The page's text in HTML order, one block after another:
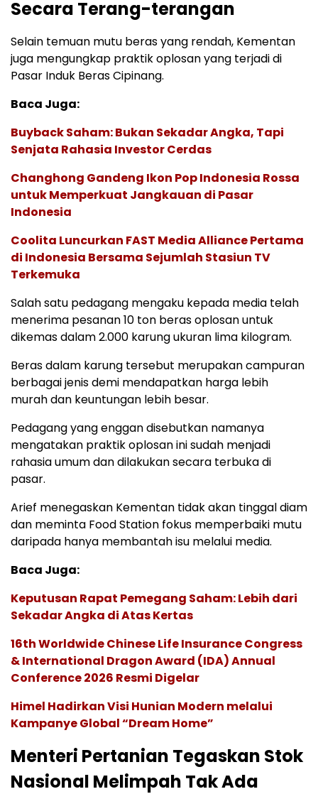
Secara Terang-terangan
Selain temuan mutu beras yang rendah, Kementan
juga mengungkap praktik oplosan yang terjadi di
Pasar Induk Beras Cipinang.
Baca Juga:
Buyback Saham: Bukan Sekadar Angka, Tapi
Senjata Rahasia Investor Cerdas
Changhong Gandeng Ikon Pop Indonesia Rossa
untuk Memperkuat Jangkauan di Pasar
Indonesia
Coolita Luncurkan FAST Media Alliance Pertama
di Indonesia Bersama Sejumlah Stasiun TV
Terkemuka
Salah satu pedagang mengaku kepada media telah
menerima pesanan 10 ton beras oplosan untuk
dikemas dalam 2.000 karung ukuran lima kilogram.
Beras dalam karung tersebut merupakan campuran
berbagai jenis demi mendapatkan harga lebih
murah dan keuntungan lebih besar.
Pedagang yang enggan disebutkan namanya
mengatakan praktik oplosan ini sudah menjadi
rahasia umum dan dilakukan secara terbuka di
pasar.
Arief menegaskan Kementan tidak akan tinggal diam
dan meminta Food Station fokus memperbaiki mutu
daripada hanya membantah isu melalui media.
Baca Juga:
Keputusan Rapat Pemegang Saham: Lebih dari
Sekadar Angka di Atas Kertas
16th Worldwide Chinese Life Insurance Congress
& International Dragon Award (IDA) Annual
Conference 2026 Resmi Digelar
Himel Hadirkan Visi Hunian Modern melalui
Kampanye Global “Dream Home”
Menteri Pertanian Tegaskan Stok
Nasional Melimpah Tak Ada